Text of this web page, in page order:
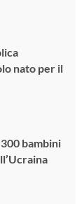
nato per il
bambini